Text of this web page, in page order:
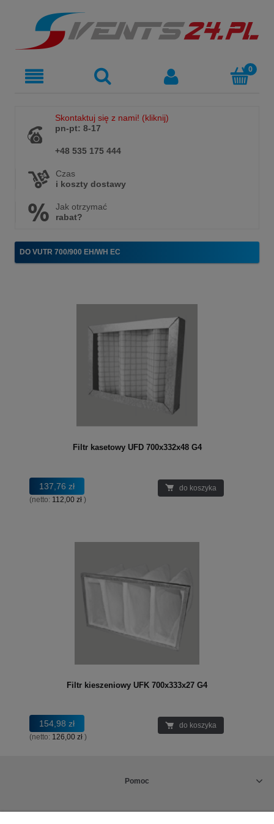
Skontaktuj się z nami! (kliknij)
pn-pt: 8-17
+48 535 175 444
Czas
i koszty dostawy
Jak otrzymać
rabat?
DO VUTR 700/900 EH/WH EC
Filtr kasetowy UFD 700x332x48 G4
137,76 zł
(netto: 112,00 zł )
do koszyka
Filtr kieszeniowy UFK 700x333x27 G4
154,98 zł
(netto: 126,00 zł )
do koszyka
Pomoc